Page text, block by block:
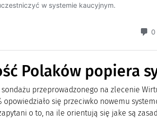
Polaków popiera
sondażu przeprowadzonego na zlecenie
opowiedziało się przeciwko nowemu
o to, na ile orientują się jake są